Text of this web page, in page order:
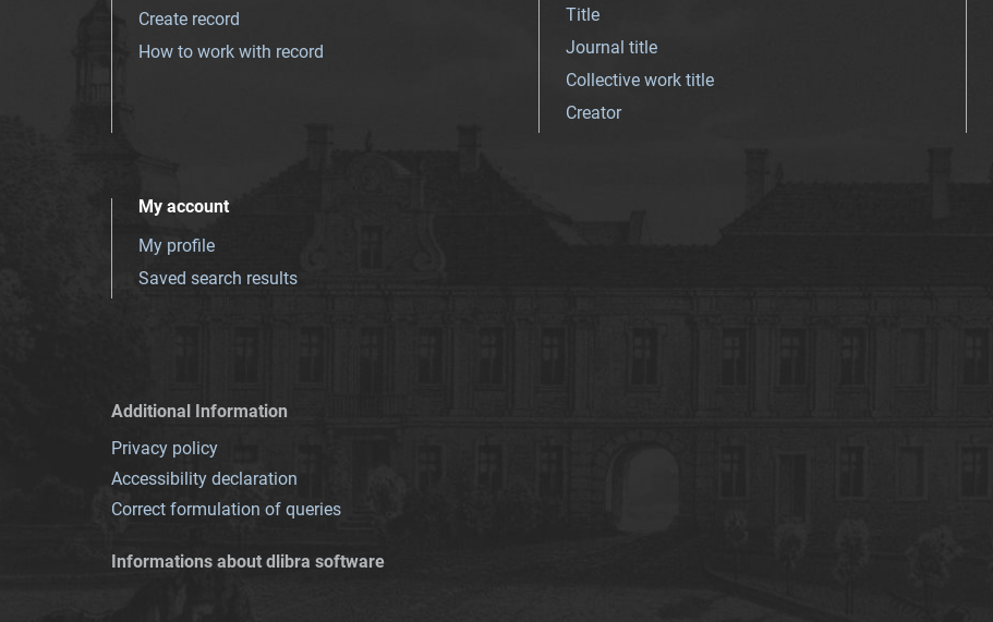
Create record
How to work with record
Title
Journal title
Collective work title
Creator
My account
My profile
Saved search results
Additional Information
Privacy policy
Accessibility declaration
Correct formulation of queries
Informations about dlibra software